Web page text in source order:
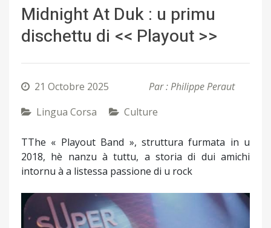
Midnight At Duk : u primu
dischettu di << Playout >>
21 Octobre 2025
Par : Philippe Peraut
Lingua Corsa
Culture
TThe « Playout Band », struttura furmata in u
2018, hè nanzu à tuttu, a storia di dui amichi
intornu à a listessa passione di u rock